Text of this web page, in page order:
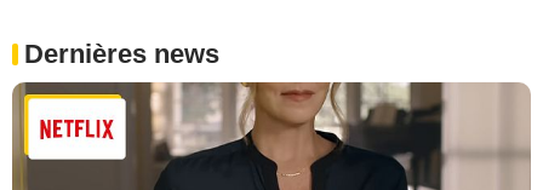
Dernières news